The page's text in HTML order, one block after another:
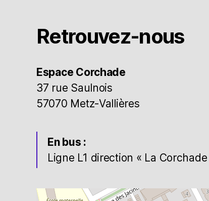
Retrouvez-nous
Espace Corchade
37 rue Saulnois
57070 Metz-Vallières
En bus :
Ligne L1 direction « La